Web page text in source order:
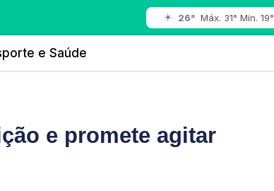
☀️ 26° Máx. 31° Mín. 19°
e Saúde
e promete agitar